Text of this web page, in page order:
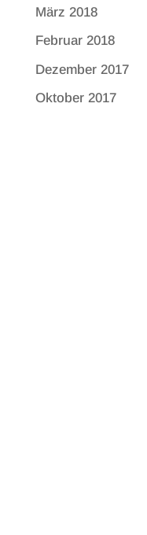
März 2018
Februar 2018
Dezember 2017
Oktober 2017